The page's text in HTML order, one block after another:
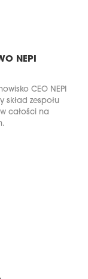
NEPI
CEO NEPI
skład zespołu
całości na